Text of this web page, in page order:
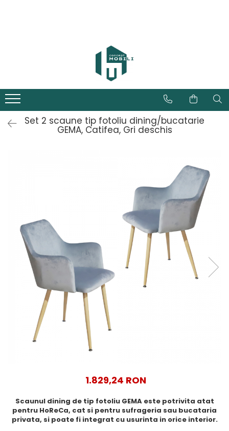
Set 2 scaune tip fotoliu dining/bucatarie
GEMA, Catifea, Gri deschis
1.829,24 RON
Scaunul dining de tip fotoliu GEMA este potrivita atat
pentru HoReCa, cat si pentru sufrageria sau bucataria
privata, si poate fi integrat cu usurinta in orice interior.